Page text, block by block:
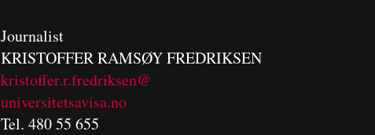
Journalist
KRISTOFFER RAMSØY FREDRIKSEN
kristoffer.r.fredriksen@
universitetsavisa.no
Tel. 480 55 655